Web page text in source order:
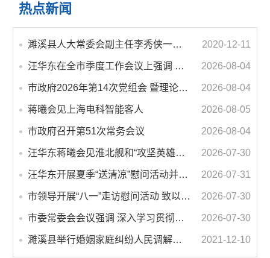
热点新闻
濉溪县人大常委会副主任李秀侠一行调研城乡客运一体化和治超工作 2020-12-11
汪华东在全市季度工作会议上强调 锚定打好“三仗”任务和年度预期目标不动摇 在全市上下掀起比学赶超争先进位的攻坚热潮 2026-08-04
市政府2026年第14次党组会 暨理论学习中心组学习会议召开 蒋曦主持会议并讲话 2026-08-04
蒋曦会见上海电科智能客人 2026-08-05
市政府召开第51次常务会议 2026-08-04
汪华东蒋曦会见淮北舰和“攻坚英雄连”官兵代表 2026-07-30
汪华东开展夏季“送清凉”慰问活动并调研专门教育工作 落实落细防暑降温措施 用心用情关爱一线职工 2026-07-31
市领导开展“八一”走访慰问活动 致以节日问候 畅叙鱼水深情 2026-07-30
市委常委会会议强调 深入学习贯彻习近平总书记重要讲话指示精神 高质量推进城市更新 不断提升本质安全水平 汪华东主持会议 2026-07-30
濉溪县举行婚姻家庭纠纷人民调解委员会暨调解志愿者服务团成立仪式 2021-12-10